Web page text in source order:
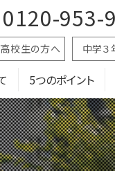
5つのポイント
高校生の方へ 中学３
0120-953-